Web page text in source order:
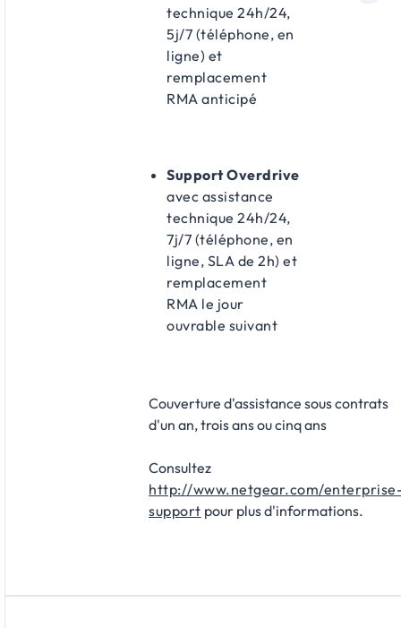
technique 24h/24,
5j/7 (téléphone, en
ligne) et
remplacement
RMA anticipé
Support Overdrive
avec assistance
technique 24h/24,
7j/7 (téléphone, en
ligne, SLA de 2h) et
remplacement
RMA le jour
ouvrable suivant
Couverture d'assistance sous contrats
d'un an, trois ans ou cinq ans
Consultez
http://www.netgear.com/
support pour plus d'informations.